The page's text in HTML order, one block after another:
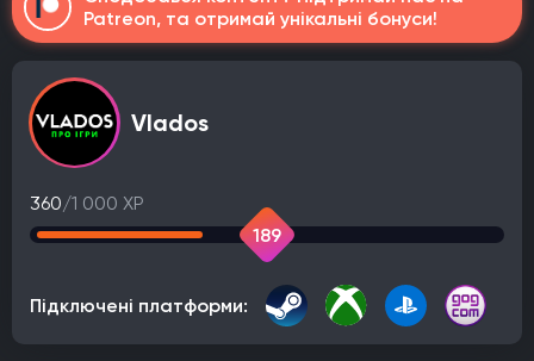
Patreon, та отримай унікальні бонуси!
Vlados
360/1 000 XP
189
Підключені платформи: